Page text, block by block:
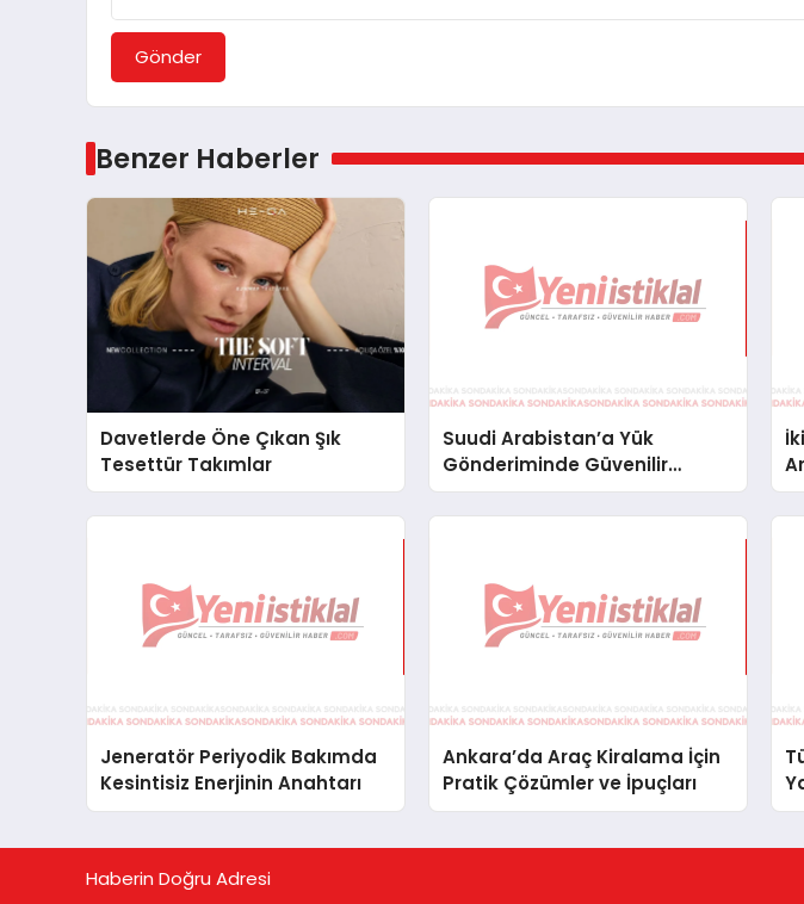
Gönder
Benzer Haberler
Davetlerde Öne Çıkan Şık
Tesettür Takımlar
Suudi Arabistan’a Yük
Gönderiminde Güvenilir
Lojistik ve Nakliye Çözümleri
Jeneratör Periyodik Bakımda
Kesintisiz Enerjinin Anahtarı
Ankara’da Araç Kiralama İçin
Pratik Çözümler ve İpuçları
Haberin Doğru Adresi